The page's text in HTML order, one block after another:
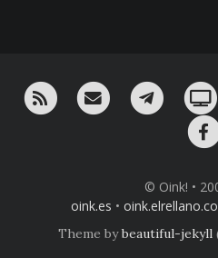
RSS ¡Mándame un
© Oink! •
oink.es •
Theme bybeautiful-jekyll